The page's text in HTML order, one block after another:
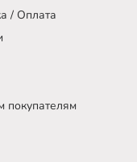
/ Оплата
покупателям